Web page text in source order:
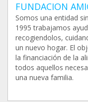
FUNDACION
Somos una entidad
1995 trabajamos
recogiendolos,
un nuevo hogar. El
la financiación de la
todos aquellos
una nueva familia.